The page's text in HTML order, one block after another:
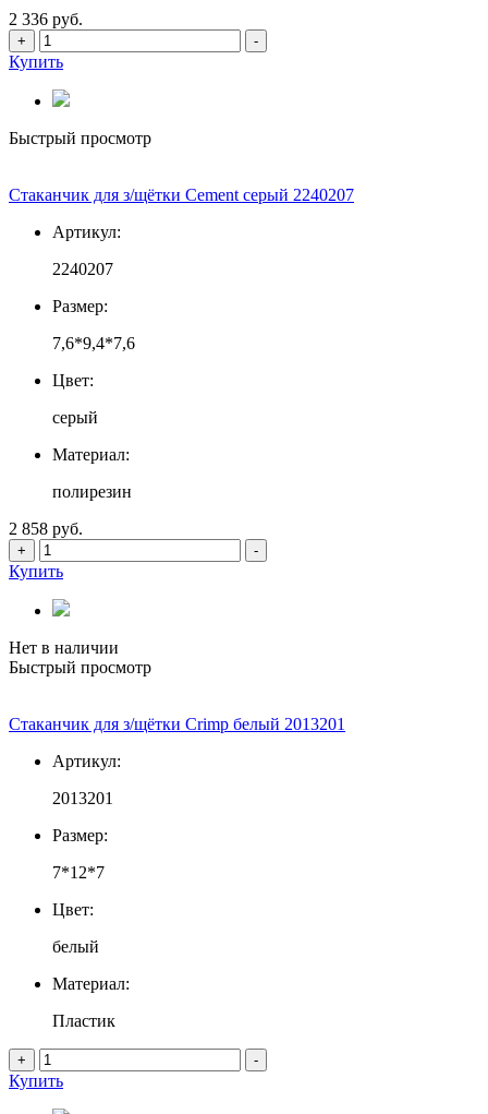
2 336 руб.
+ -
Купить
Быстрый просмотр
Стаканчик для з/щётки Cement серый 2240207
Артикул:
2240207
Размер:
7,6*9,4*7,6
Цвет:
серый
Материал:
полирезин
2 858 руб.
+ -
Купить
Нет в наличии
Быстрый просмотр
Стаканчик для з/щётки Crimp белый 2013201
Артикул:
2013201
Размер:
7*12*7
Цвет:
белый
Материал:
Пластик
+ -
Купить